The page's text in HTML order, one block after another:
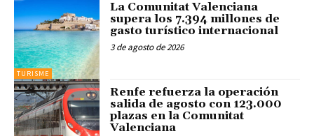
TURISME
La Comunitat Valenciana
supera los 7.394 millones de
gasto turístico internacional
3 de agosto de 2026
Renfe refuerza la operación
salida de agosto con 123.000
plazas en la Comunitat
Valenciana